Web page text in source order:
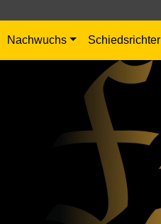
Nachwuchs Schiedsrichter